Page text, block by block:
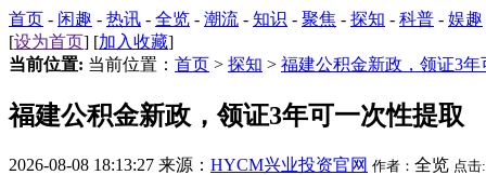
首页 - 闲趣 - 热讯 - 全览 - 潮流 - 知识 - 聚焦 - 探知 - 科普 - 娱趣
[设为首页] [加入收藏]
当前位置: 当前位置： 首页 > 探知 > 福建公积金新政，领证3
福建公积金新政，领证3年可一次性提取
2026-08-08 18:13:27 来源： HYCM兴业投资官网 作者： 全览 点击: